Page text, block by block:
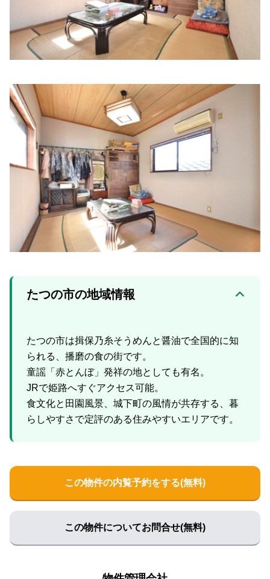
たつの市の地域情報
たつの市は揖保乃糸そうめんと醤油で全国的に知
られる、播磨の食の街です。
童謡「赤とんぼ」発祥の地としても有名。
JRで姫路へすぐアクセス可能。
食文化と田園風景、城下町の風情が共存する、暮
この物件の内覧予約をする(無料)
この物件についてお問合せ(無料)